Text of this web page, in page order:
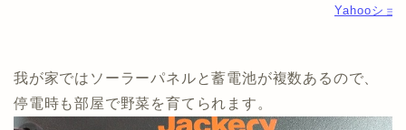
Yahooショ
我が家ではソーラーパネルと蓄電池が複数あるので、
停電時も部屋で野菜を育てられます。